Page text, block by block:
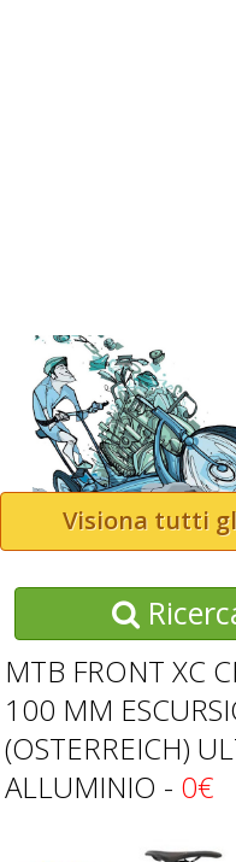
Visiona tutti
MTB FRONT XC
100 MM
(OSTERREICH)
ALLUMINIO - 0€